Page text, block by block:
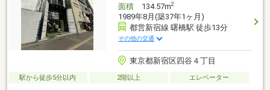
面積134.57m2
1989年8月(築37年1ヶ月)
都営新宿線 曙橋駅 徒歩13分
その他の交通
東京都新宿区四谷４丁目
駅から徒歩5分以内 2階以上 エレベーター